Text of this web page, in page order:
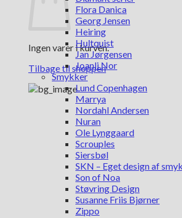
Ingen varer i kurven.
Tilbage til shoppen
Flora Danica
Georg Jensen
Heiring
Hultquist
Jan Jørgensen
Joanli Nor
Smykker
Lund Copenhagen
Marrya
Nordahl Andersen
Nuran
Ole Lynggaard
Scrouples
Siersbøl
SKN – Eget design af
Son of Noa
Støvring Design
Susanne Friis Bjørner
Zippo